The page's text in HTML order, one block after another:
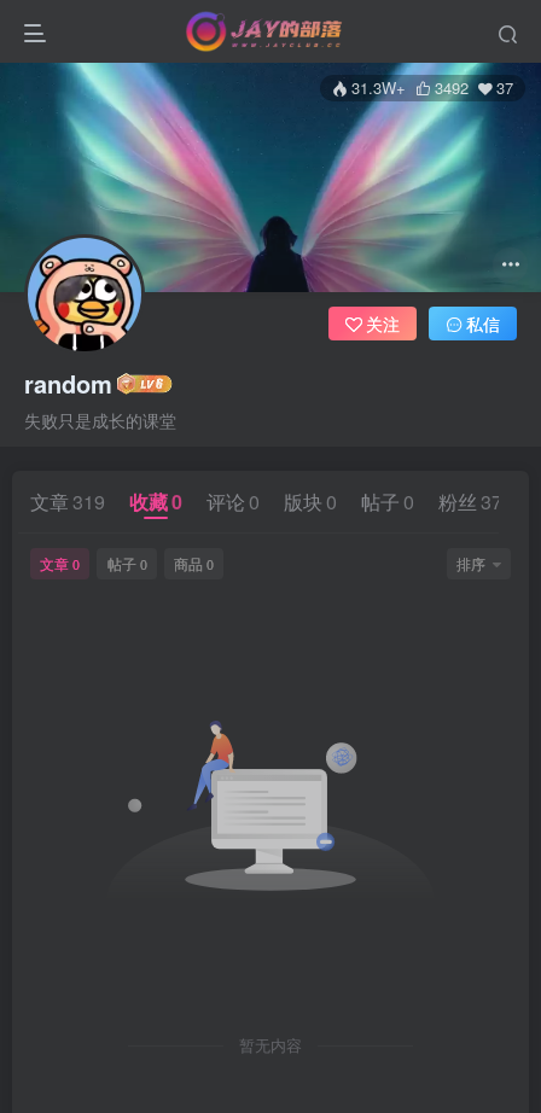
31.3W+ 3492 37
random
失败只是成长的课堂
关注 私信
文章 319 收藏0 评论 0 版块 0 帖子 0 粉丝 37
文章 0 帖子 0 商品 0 排序
暂无内容